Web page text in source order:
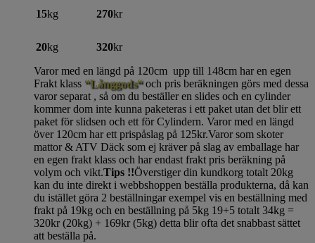
15kg 270kr
20kg 320kr
Varor med en längd på 120cm upp till 148cm har en egen
Frakt klass “Långgods“och pris beräkningen görs med dessa
varor separat , så om du beställer en slides och en cylinder
kommer dom inte kunna paketeras i ett paket utan det blir ett
paket för slidsen och ett för Cylindern. Varor med en längd
över 120cm har ett prispåslag på 125kr.Varor som skoter
mattor & ATV Däck som ej kräver på slag av emballage har
en egen frakt klass och har endast frakt pris beräkning på
volym och vikt.Tips !!Överstiger din kundkorg totalt 20kg
kan du inte direkt i webbshoppen beställa produkterna, då kan
du istället göra 2 beställningar exempel vis en beställning med
frakt på 19kg och en beställning på 5kg 19+5 totalt 34kg =
320kr (20kg) + 169kr (5kg) detta blir ofta det snabbast sättet
att beställa på.